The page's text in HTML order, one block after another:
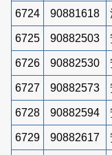
6724 90881618
6725 90882503
6726 90882530
6727 90882573
6728 90882594
6729 90882617